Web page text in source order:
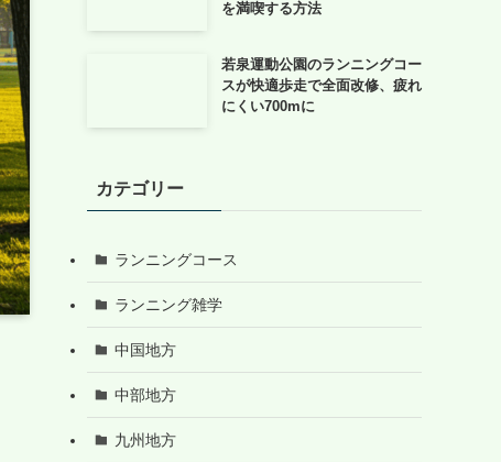
を満喫する方法
若泉運動公園のランニングコー
スが快適歩走で全面改修、疲れ
にくい700mに
カテゴリー
ランニングコース
ランニング雑学
中国地方
中部地方
九州地方